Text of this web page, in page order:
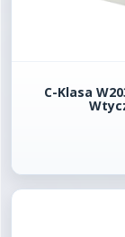
C-Klasa